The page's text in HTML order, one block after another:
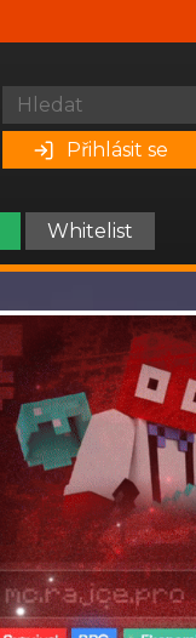
Přihlásit se
Whitelist